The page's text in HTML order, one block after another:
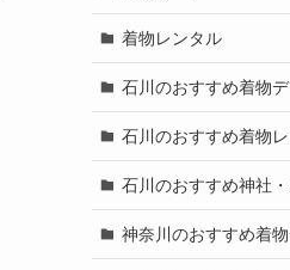
着物レンタル
石川のおすすめ着物
石川のおすすめ着物
石川のおすすめ神社
神奈川のおすすめ着